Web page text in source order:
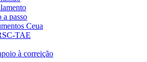
a passo
Ceua
TAE
à correição